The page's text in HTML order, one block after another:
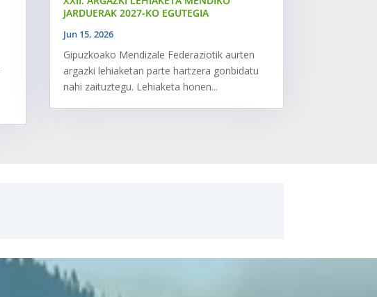
JARDUERAK 2027-KO EGUTEGIA
Jun 15, 2026
Gipuzkoako Mendizale Federaziotik aurten
argazki lehiaketan parte hartzera gonbidatu
nahi zaituztegu. Lehiaketa honen...